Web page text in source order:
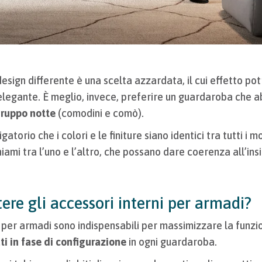
differente è una scelta azzardata, il cui effetto
È meglio, invece, preferire un guardaroba che
notte (comodini e comò).
che i colori e le finiture siano identici tra tutti i
tra l’uno e l’altro, che possano dare coerenza
gli accessori interni per armadi?
armadi sono indispensabili per massimizzare la
in fase di configurazione in ogni guardaroba.